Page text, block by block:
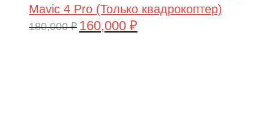
Mavic 4 Pro (Только квадрокоптер)
180,000₽ Первоначальная
160,000 ₽